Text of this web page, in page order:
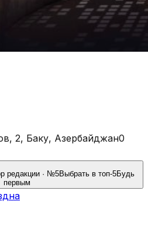
2, Баку, Азербайджан0
редакции · №5Выбрать в топ-5Будь
первым